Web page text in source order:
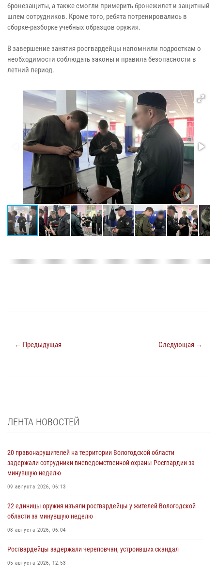
бронезащиты, а также смогли примерить бронежилет и защитный
шлем сотрудников. Кроме того, ребята потренировались в
сборке-разборке учебных образцов оружия.
В завершение занятия росгвардейцы напомнили подросткам о
необходимости соблюдать законы и правила безопасности в
летний период.
← Предыдущая Следующая →
ЛЕНТА НОВОСТЕЙ
20 правонарушителей на территории Вологодской области
задержали сотрудники вневедомственной охраны Росгвардии за
минувшую неделю
09 августа 2026, 06:13
22 единицы оружия изъяли росгвардейцы у жителей Вологодской
области за минувшую неделю
08 августа 2026, 06:04
Росгвардейцы задержали череповчан, устроивших скандал
05 августа 2026, 12:53